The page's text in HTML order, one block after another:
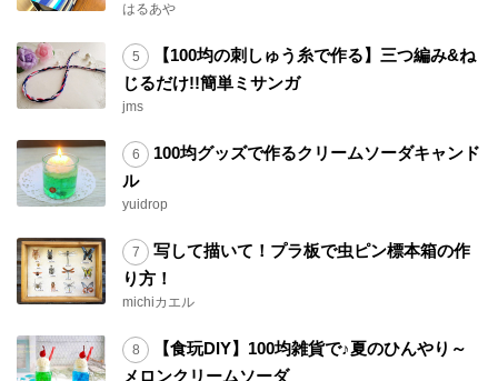
はるあや
【100均の刺しゅう糸で作る】三つ編み&ね
じるだけ!!簡単ミサンガ
jms
100均グッズで作るクリームソーダキャンド
ル
yuidrop
写して描いて！プラ板で虫ピン標本箱の作
り方！
michiカエル
【食玩DIY】100均雑貨で♪夏のひんやり～
メロンクリームソーダ